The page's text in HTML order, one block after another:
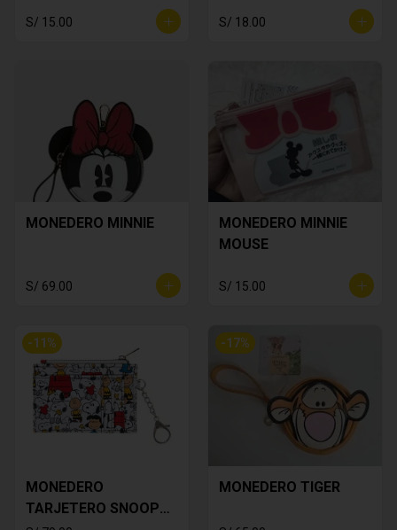
S/ 15.00 S/ 18.00
MONEDERO MINNIE
S/ 69.00
MONEDERO MINNIE
MOUSE
S/ 15.00
-11 %
MONEDERO
TARJETERO SNOOPY
-17%
MONEDERO TIGER